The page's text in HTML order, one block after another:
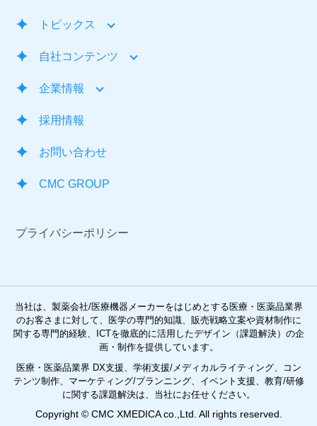
トピックス
自社コンテンツ
企業情報
採用情報
お問い合わせ
CMC GROUP
プライバシーポリシー
当社は、製薬会社/医療機器メーカーをはじめとする医療・医薬品業界
のお客さまに対して、医学の専門的知識、 販売戦略立案や資材制作に
関する専門的経験、ICTを徹底的に活用したデザイン（課題解決）の企
画・制作を提供しています。
医療・医薬品業界 DX支援、学術支援/メディカルライティング、コン
テンツ制作、マーケティング/プランニング、イベント支援、 教育/研修
に関する課題解決は、当社にお任せください。
Copyright © CMC XMEDICA co.,Ltd. All rights reserved.